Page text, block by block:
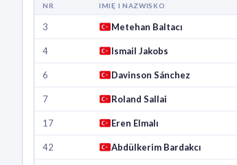
NR IMIĘ I NAZWISKO
3 Metehan Baltacı
4 Ismail Jakobs
6 Davinson Sánchez
7 Roland Sallai
17 Eren Elmalı
42 Abdülkerim Bardakcı